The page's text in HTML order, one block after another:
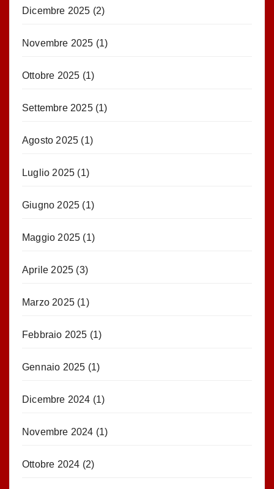
Dicembre 2025 (2)
Novembre 2025 (1)
Ottobre 2025 (1)
Settembre 2025(1)
Agosto 2025 (1)
Luglio 2025 (1)
Giugno 2025 (1)
Maggio 2025 (1)
Aprile 2025 (3)
Marzo 2025 (1)
Febbraio 2025 (1)
Gennaio 2025 (1)
Dicembre 2024 (1)
Novembre 2024 (1)
Ottobre 2024 (2)